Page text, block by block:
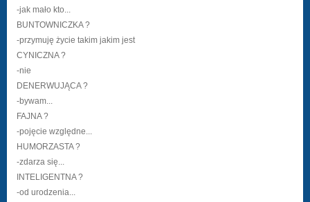
-jak mało kto...
BUNTOWNICZKA ?
-przymuję życie takim jakim jest
CYNICZNA ?
-nie
DENERWUJĄCA ?
-bywam...
FAJNA ?
-pojęcie względne...
HUMORZASTA ?
-zdarza się...
INTELIGENTNA ?
-od urodzenia...